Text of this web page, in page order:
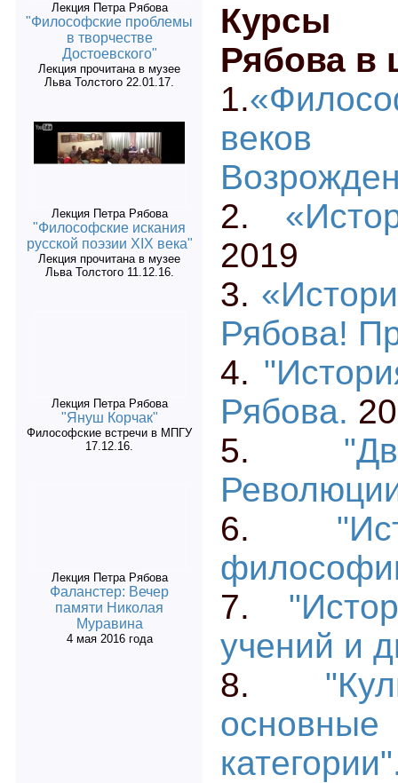
Лекция Петра Рябова
"Философские проблемы
в творчестве
Достоевского"
Лекция прочитана в музее
Льва Толстого 22.01.17.
Лекция Петра Рябова
"Философские искания
русской поэзии XIX века"
Лекция прочитана в музее
Льва Толстого 11.12.16.
Лекция Петра Рябова
"Януш Корчак"
Философские встречи в МПГУ
17.12.16.
Лекция Петра Рябова
Фаланстер: Вечер
памяти Николая
Муравина
4 мая 2016 года
Курсы
Рябова в
1.
2.
2019
3.
Рябова!
4.
Рябова.
5.
6.
7.
учений и
8.